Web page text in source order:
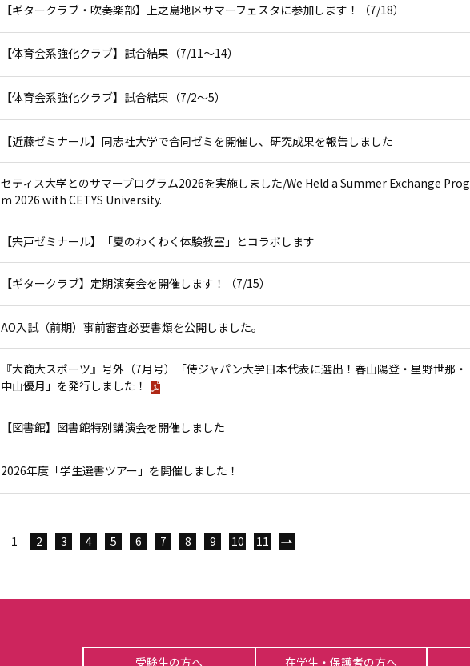
【ギタークラブ・吹奏楽部】上之島地区サマーフェスタに参加します！（7/18）
【体育会系強化クラブ】試合結果（7/11～14）
【体育会系強化クラブ】試合結果（7/2～5）
【近藤ゼミナール】同志社大学で合同ゼミを開催し、研究成果を報告しました
セティス大学とのサマープログラム2026を実施しました/We Held a Summer Exchange
m 2026 with CETYS University.
【宍戸ゼミナール】「夏のわくわく体験教室」とコラボします
【ギタークラブ】定期演奏会を開催します！（7/15）
AO入試（前期）事前審査必要書類を公開しました。
『大商大スポーツ』号外（7月号）「侍ジャパン大学日本代表に選出！春山陽登・星野世那・
中山優月」を発行しました！
【図書館】図書館特別講演会を開催しました
2026年度「学生選書ツアー」を開催しました！
1 2 3 4 5 6 7 8 9 10 11
受験生の方へ 在学生・保護者の方へ